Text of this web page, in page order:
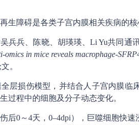
生障碍是各类子宫内膜相关疾病的核
兵兵、陈晓、胡瑛瑛、Li Yu共同通
omics in mice reveals macrophage-
。
层损伤模型，并结合人子宫内膜临
过程中的细胞及分子动态变化。
后0～4天，0–4dpi），巨噬细胞快